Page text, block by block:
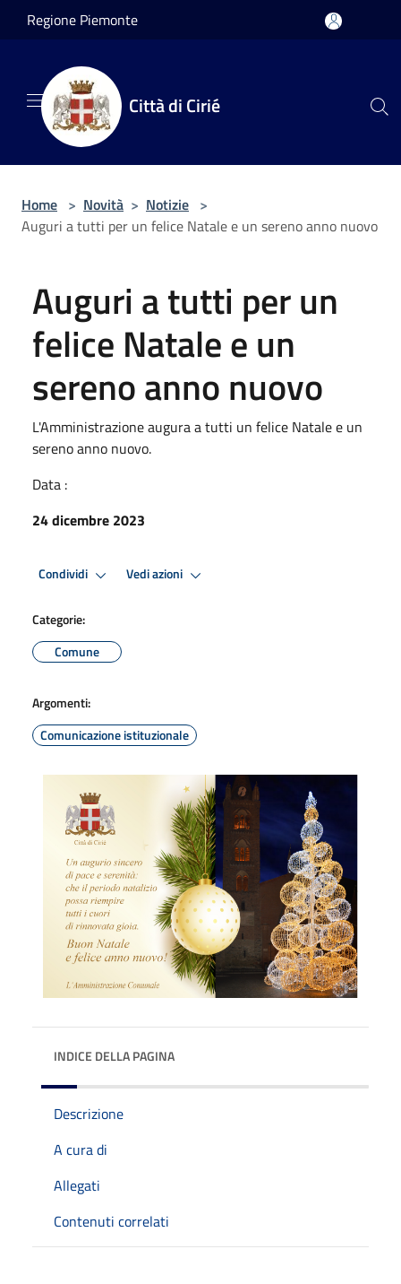
Salta al contenuto principale
Regione Piemonte
Città di Cirié
Home > Novità > Notizie >
Auguri a tutti per un felice Natale e un sereno anno nuovo
Auguri a tutti per un
felice Natale e un
sereno anno nuovo
L'Amministrazione augura a tutti un felice Natale e un
sereno anno nuovo.
Data :
24 dicembre 2023
Condividi Vedi azioni
Categorie:
Comune
Argomenti:
Comunicazione istituzionale
INDICE DELLA PAGINA
Descrizione
A cura di
Allegati
Contenuti correlati